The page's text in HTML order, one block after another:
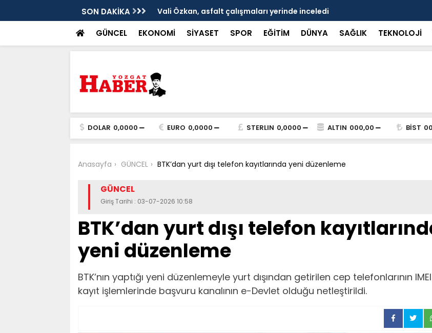
SON DAKİKA Vali Özkan, asfalt çalışmaları yerinde inceledi
GÜNCEL EKONOMİ SİYASET SPOR EĞİTİM DÜNYA SAĞLIK TEKNOLOJİ
DOLAR 0,0000 EURO 0,0000 STERLIN 0,0000 ALTIN 000,00 BİST
Anasayfa GÜNCEL BTK’dan yurt dışı telefon kayıtlarında yeni düzenleme
GÜNCEL
Giriş Tarihi : 03-07-2026 10:58
BTK’dan yurt dışı telefon
yeni düzenleme
BTK’nın yaptığı yeni düzenlemeyle yurt dışından getirilen cep telefonlarının IMEI
kayıt işlemlerinde başvuru kanalının e-Devlet olduğu netleştirildi.